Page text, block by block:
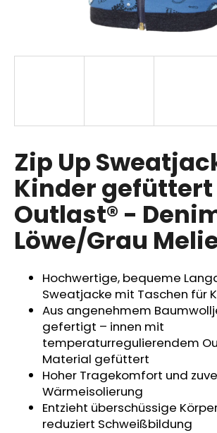
Zip Up
Kinder gefüttert
Outlast® -
Löwe/Grau
Hochwertige, bequeme
Sweatjacke mit Taschen für
Aus angenehmem
gefertigt – innen mit
temperaturregulierendem
Material gefüttert
Hoher Tragekomfort und
Wärmeisolierung
Entzieht überschüssige
reduziert Schweißbildung
SUCHEN
i
e
m
p
f
e
l
MITWACHSHOSE
DENIM
MUSTER
€27,08